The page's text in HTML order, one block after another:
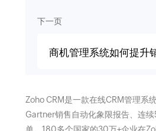
下一页
商机管理系统如何提升
Zoho CRM是一款在线CRM管理系
Gartner销售自动化象限报告、连